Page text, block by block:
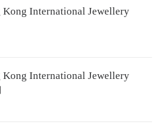
International Jewellery
International Jewellery